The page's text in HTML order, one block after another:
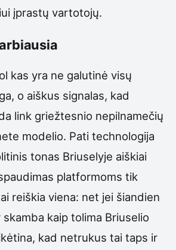
įprastų vartotojų.
kas yra ne galutinė visų
o aiškus signalas, kad
link griežtesnio nepilnamečių
modelio. Pati technologija
tonas Briuselyje aiškiai
platformoms tik
reiškia viena: net jei šiandien
kaip tolima Briuselio
kad netrukus tai taps ir